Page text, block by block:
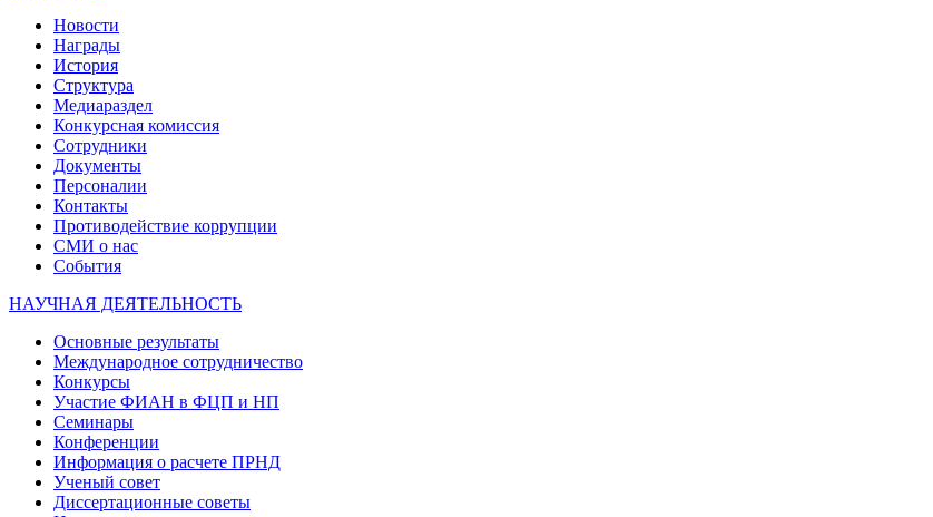
Новости
Награды
История
Структура
Медиараздел
Конкурсная комиссия
Сотрудники
Документы
Персоналии
Контакты
Противодействие коррупции
СМИ о нас
События
НАУЧНАЯ ДЕЯТЕЛЬНОСТЬ
Основные результаты
Международное сотрудничество
Конкурсы
Участие ФИАН в ФЦП и НП
Семинары
Конференции
Информация о расчете ПРНД
Ученый совет
Диссертационные советы